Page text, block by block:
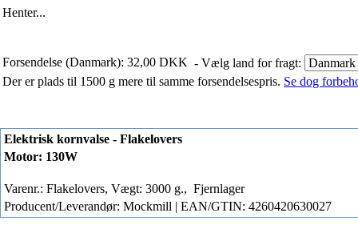
Henter...
Forsendelse (Danmark): 32,00 DKK - Vælg land for fragt:
Der er plads til 1500 g mere til samme forsendelsespris. Se dog
Elektrisk kornvalse - Flakelovers
Motor: 130W
Varenr.: Flakelovers, Vægt: 3000 g., Fjernlager
Producent/Leverandør: Mockmill | EAN/GTIN: 4260420630027